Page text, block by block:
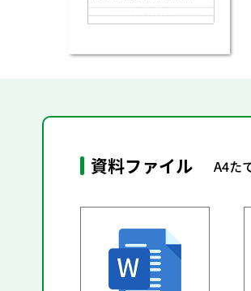
資料ファイル A4た